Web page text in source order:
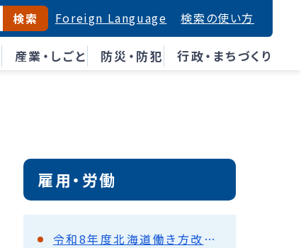
産業・しごと 防災・防犯 行政・まちづくり
検索 Foreign Language 検索の使い方
雇用・労働
令和8年度北海道働き方改革推進企業・女性活躍表彰の実施について